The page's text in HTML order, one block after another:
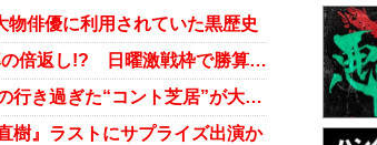
俳優に利用されていた黒歴史
『モヤモヤさまぁ～ず2』が放送時間移動で視聴率の倍返し!? 日曜激戦枠で勝算はあるか？
『半沢直樹』ついに主人公まで壊れた？ 大和田との行き過ぎた“コント芝居”が大反響
樹』ラストにサプライズ出演か